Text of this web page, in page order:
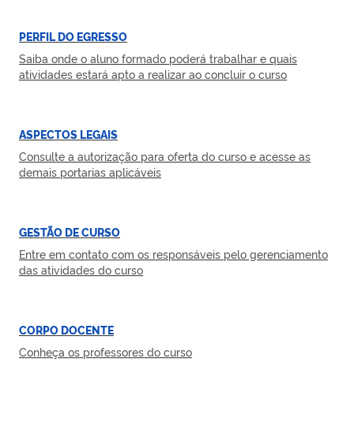
PERFIL DO EGRESSO
Saiba onde o aluno formado poderá trabalhar e quais
atividades estará apto a realizar ao concluir o curso
ASPECTOS LEGAIS
Consulte a autorização para oferta do curso e acesse as
demais portarias aplicáveis
GESTÃO DE CURSO
Entre em contato com os responsáveis pelo gerenciamento
das atividades do curso
CORPO DOCENTE
Conheça os professores do curso